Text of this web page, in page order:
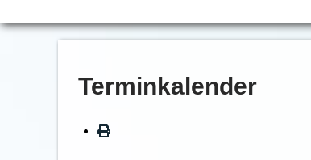
Terminkalender